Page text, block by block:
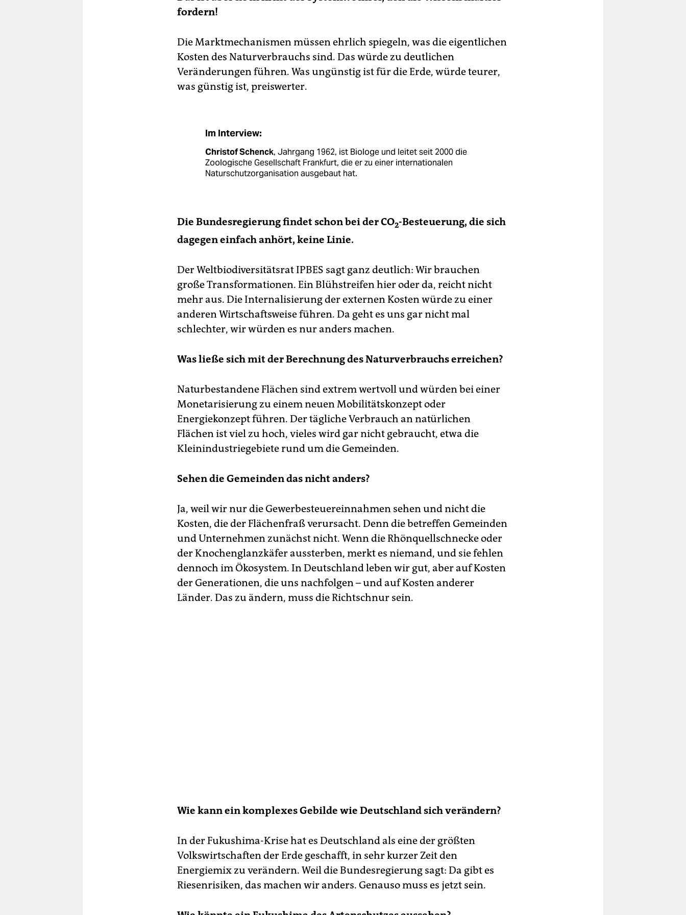
fordern!
Die Marktmechanismen müssen ehrlich spiegeln, was die eigentlichen
Kosten des Naturverbrauchs sind. Das würde zu deutlichen
Veränderungen führen. Was ungünstig ist für die Erde, würde teurer,
was günstig ist, preiswerter.
Im Interview:
Christof Schenck, Jahrgang 1962, ist Biologe und leitet seit 2000 die
Zoologische Gesellschaft Frankfurt, die er zu einer internationalen
Naturschutzorganisation ausgebaut hat.
Die Bundesregierung findet schon bei der CO2-Besteuerung, die sich
dagegen einfach anhört, keine Linie.
Der Weltbiodiversitätsrat IPBES sagt ganz deutlich: Wir brauchen
große Transformationen. Ein Blühstreifen hier oder da, reicht nicht
mehr aus. Die Internalisierung der externen Kosten würde zu einer
anderen Wirtschaftsweise führen. Da geht es uns gar nicht mal
schlechter, wir würden es nur anders machen.
Was ließe sich mit der Berechnung des Naturverbrauchs erreichen?
Naturbestandene Flächen sind extrem wertvoll und würden bei einer
Monetarisierung zu einem neuen Mobilitätskonzept oder
Energiekonzept führen. Der tägliche Verbrauch an natürlichen
Flächen ist viel zu hoch, vieles wird gar nicht gebraucht, etwa die
Kleinindustriegebiete rund um die Gemeinden.
Sehen die Gemeinden das nicht anders?
Ja, weil wir nur die Gewerbesteuereinnahmen sehen und nicht die
Kosten, die der Flächenfraß verursacht. Denn die betreffen Gemeinden
und Unternehmen zunächst nicht. Wenn die Rhönquellschnecke oder
der Knochenglanzkäfer aussterben, merkt es niemand, und sie fehlen
dennoch im Ökosystem. In Deutschland leben wir gut, aber auf Kosten
der Generationen, die uns nachfolgen – und auf Kosten anderer
Länder. Das zu ändern, muss die Richtschnur sein.
Wie kann ein komplexes Gebilde wie Deutschland sich verändern?
In der Fukushima-Krise hat es Deutschland als eine der größten
Volkswirtschaften der Erde geschafft, in sehr kurzer Zeit den
Energiemix zu verändern. Weil die Bundesregierung sagt: Da gibt es
Riesenrisiken, das machen wir anders. Genauso muss es jetzt sein.